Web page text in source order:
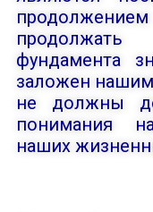
фундамента
заложен
не должны
понимания
наших